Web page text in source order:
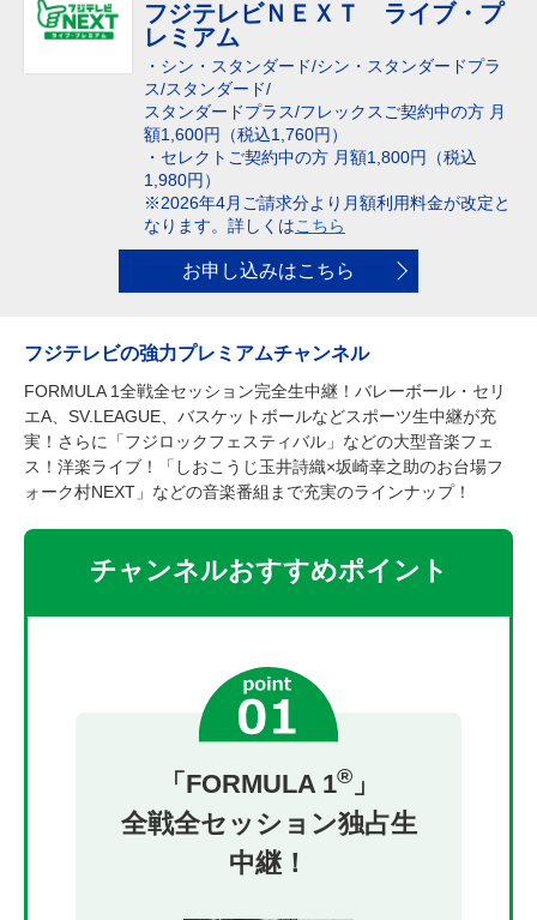
フジテレビＮＥＸＴ ライブ・プ
レミアム
・シン・スタンダード/シン・スタンダードプラ
ス/スタンダード/
スタンダードプラス/フレックスご契約中の方 月
額1,600円（税込1,760円）
・セレクトご契約中の方 月額1,800円（税込
1,980円）
※2026年4月ご請求分より月額利用料金が改定と
なります。詳しくはこちら
お申し込みはこちら
フジテレビの強力プレミアムチャンネル
FORMULA 1全戦全セッション完全生中継！バレーボール・セリ
エA、SV.LEAGUE、バスケットボールなどスポーツ生中継が充
実！さらに「フジロックフェスティバル」などの大型音楽フェ
ス！洋楽ライブ！「しおこうじ玉井詩織×坂崎幸之助のお台場フ
ォーク村NEXT」などの音楽番組まで充実のラインナップ！
チャンネルおすすめポイント
「FORMULA 1®」
全戦全セッション独占生
中継！